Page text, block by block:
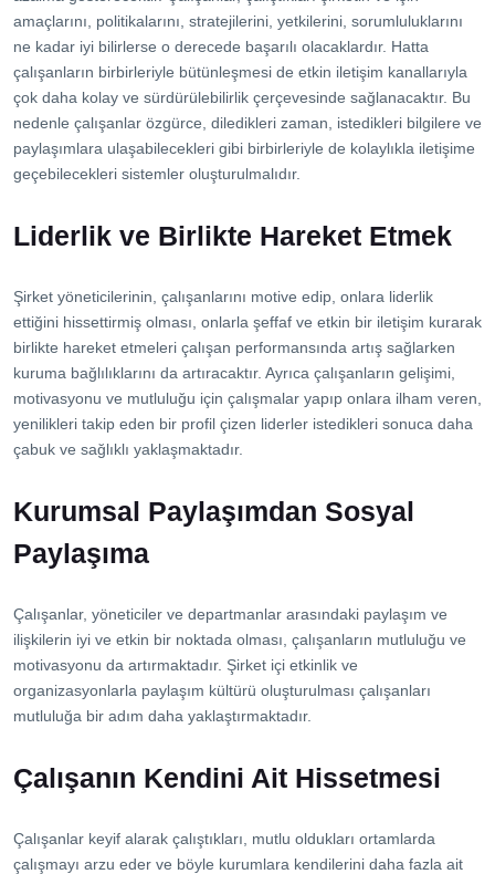
amaçlarını, politikalarını, stratejilerini, yetkilerini, sorumluluklarını
ne kadar iyi bilirlerse o derecede başarılı olacaklardır. Hatta
çalışanların birbirleriyle bütünleşmesi de etkin iletişim kanallarıyla
çok daha kolay ve sürdürülebilirlik çerçevesinde sağlanacaktır. Bu
nedenle çalışanlar özgürce, diledikleri zaman, istedikleri bilgilere ve
paylaşımlara ulaşabilecekleri gibi birbirleriyle de kolaylıkla iletişime
geçebilecekleri sistemler oluşturulmalıdır.
Liderlik ve Birlikte Hareket Etmek
Şirket yöneticilerinin, çalışanlarını motive edip, onlara liderlik
ettiğini hissettirmiş olması, onlarla şeffaf ve etkin bir iletişim kurarak
birlikte hareket etmeleri çalışan performansında artış sağlarken
kuruma bağlılıklarını da artıracaktır. Ayrıca çalışanların gelişimi,
motivasyonu ve mutluluğu için çalışmalar yapıp onlara ilham veren,
yenilikleri takip eden bir profil çizen liderler istedikleri sonuca daha
çabuk ve sağlıklı yaklaşmaktadır.
Kurumsal Paylaşımdan Sosyal
Paylaşıma
Çalışanlar, yöneticiler ve departmanlar arasındaki paylaşım ve
ilişkilerin iyi ve etkin bir noktada olması, çalışanların mutluluğu ve
motivasyonu da artırmaktadır. Şirket içi etkinlik ve
organizasyonlarla paylaşım kültürü oluşturulması çalışanları
mutluluğa bir adım daha yaklaştırmaktadır.
Çalışanın Kendini Ait Hissetmesi
Çalışanlar keyif alarak çalıştıkları, mutlu oldukları ortamlarda
çalışmayı arzu eder ve böyle kurumlara kendilerini daha fazla ait